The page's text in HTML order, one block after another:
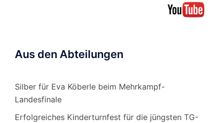
Aus den Abteilungen
Silber für Eva Köberle beim Mehrkampf-
Landesfinale
Erfolgreiches Kinderturnfest für die jüngsten TG-